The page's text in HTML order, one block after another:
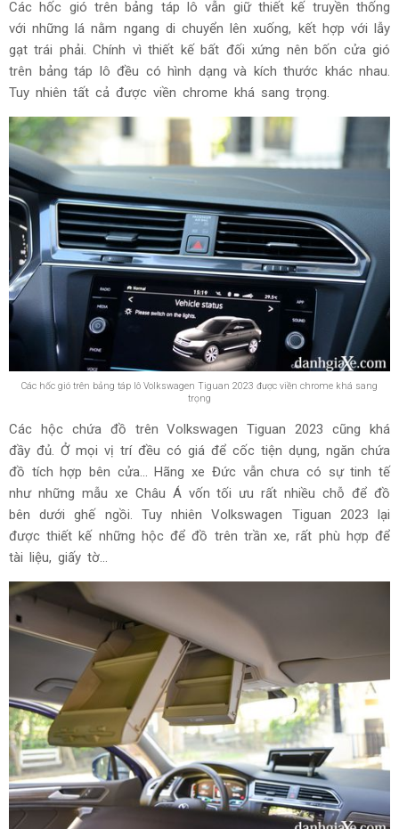
Các hốc gió trên bảng táp lô vẫn giữ thiết kế truyền thống
với những lá nằm ngang di chuyển lên xuống, kết hợp với lẫy
gạt trái phải. Chính vì thiết kế bất đối xứng nên bốn cửa gió
trên bảng táp lô đều có hình dạng và kích thước khác nhau.
Tuy nhiên tất cả được viền chrome khá sang trọng.
Các hốc gió trên bảng táp lô Volkswagen Tiguan 2023 được viền chrome khá sang
trọng
Các hộc chứa đồ trên Volkswagen Tiguan 2023 cũng khá
đầy đủ. Ở mọi vị trí đều có giá để cốc tiện dụng, ngăn chứa
đồ tích hợp bên cửa... Hãng xe Đức vẫn chưa có sự tinh tế
như những mẫu xe Châu Á vốn tối ưu rất nhiều chỗ để đồ
bên dưới ghế ngồi. Tuy nhiên Volkswagen Tiguan 2023 lại
được thiết kế những hộc để đồ trên trần xe, rất phù hợp để
tài liệu, giấy tờ...